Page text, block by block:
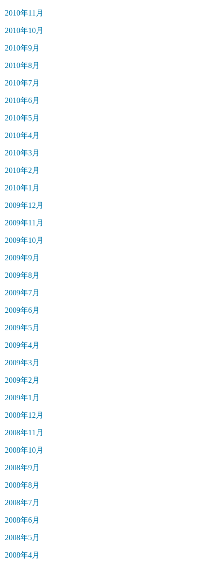
2010年11月
2010年10月
2010年9月
2010年8月
2010年7月
2010年6月
2010年5月
2010年4月
2010年3月
2010年2月
2010年1月
2009年12月
2009年11月
2009年10月
2009年9月
2009年8月
2009年7月
2009年6月
2009年5月
2009年4月
2009年3月
2009年2月
2009年1月
2008年12月
2008年11月
2008年10月
2008年9月
2008年8月
2008年7月
2008年6月
2008年5月
2008年4月